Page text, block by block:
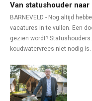
Van statushouder
BARNEVELD - Nog altijd
vacatures in te vullen. Een
gezien wordt?
koudwatervrees niet nodig is.